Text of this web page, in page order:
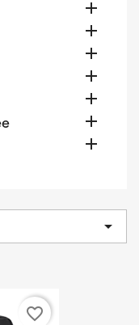








favorite_border